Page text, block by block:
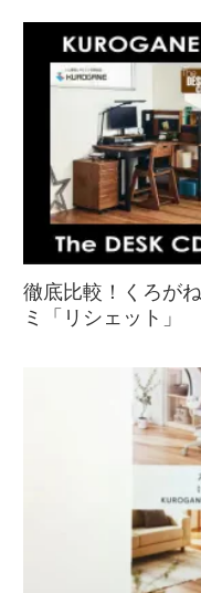
徹底比較！くろが
ミ「リシェット」